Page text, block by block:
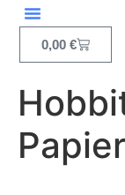
springen
0,00€
Papier